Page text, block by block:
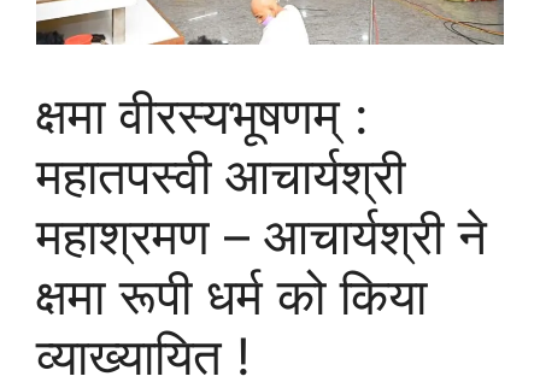
क्षमा वीरस्यभूषणम् :
महातपस्वी आचार्यश्री
महाश्रमण – आचार्यश्री ने
क्षमा रूपी धर्म को किया
व्याख्यायित !